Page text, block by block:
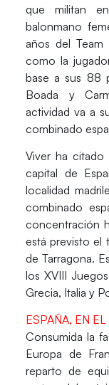
que militan
balonmano
años del Team
como la
base a sus 88
Boada y
actividad va a
combinado
Viver ha citado
capital de
localidad
combinado
concentración
está previsto el
de Tarragona.
los XVIII
Grecia, Italia y
ESPAÑA, EN
Consumida la
Europa de
reparto de